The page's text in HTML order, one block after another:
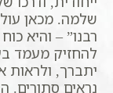
שלמה. מכאן
רבנו” – והיא
להחזיק מעמד
יתברך, ולראות
נראים סתורים.